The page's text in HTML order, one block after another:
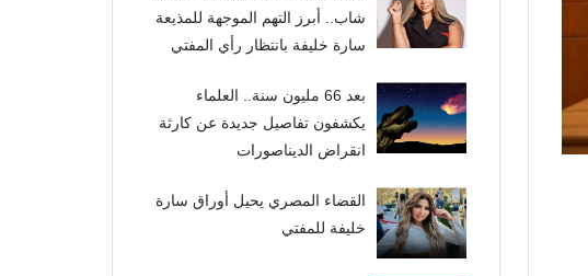
شاب.. أبرز التهم الموجهة للمذيعة
سارة خليفة بانتظار رأي المفتي
بعد 66 مليون سنة.. العلماء
يكشفون تفاصيل جديدة عن كارثة
انقراض الديناصورات
القضاء المصري يحيل أوراق سارة
خليفة للمفتي